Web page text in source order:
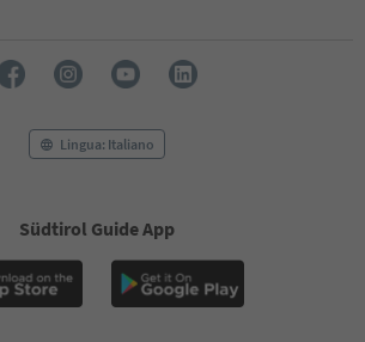
Lingua: Italiano
Südtirol Guide App